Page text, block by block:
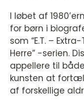
I løbet af
for børn i
som “E.T. –
Herre” -serien.
appellere til
kunsten at
af forskellige